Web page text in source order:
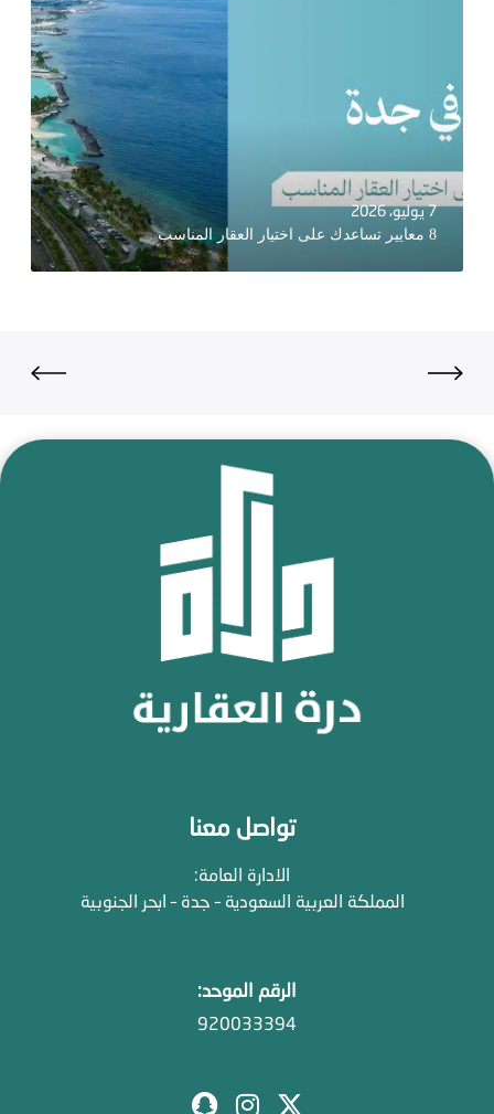
7 يوليو، 2026
8 معايير تساعدك على اختيار العقار المناسب
تواصل معنا
الادارة العامة:
المملكة العربية السعودية – جدة – ابحر الجنوبية
الرقم الموحد:
920033394